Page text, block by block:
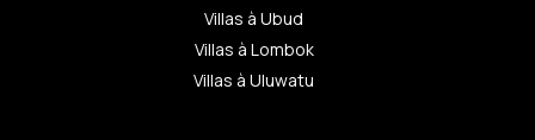
Villas à Ubud
Villas à Lombok
Villas à Uluwatu